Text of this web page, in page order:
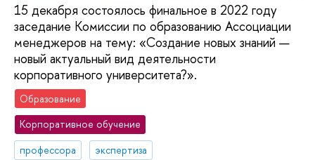
15 декабря состоялось финальное в 2022 году
заседание Комиссии по образованию Ассоциации
менеджеров на тему: «Создание новых знаний —
новый актуальный вид деятельности
корпоративного университета?».
Образование
Корпоративное обучение
профессора
экспертиза